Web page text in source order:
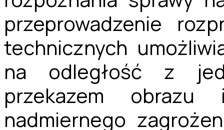
przeprowadzenie
technicznych
na odległość z
przekazem
nadmiernego